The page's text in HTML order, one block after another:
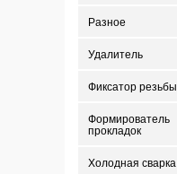
Разное
Удалитель
Фиксатор резьбы
Формирователь
прокладок
Холодная сварка